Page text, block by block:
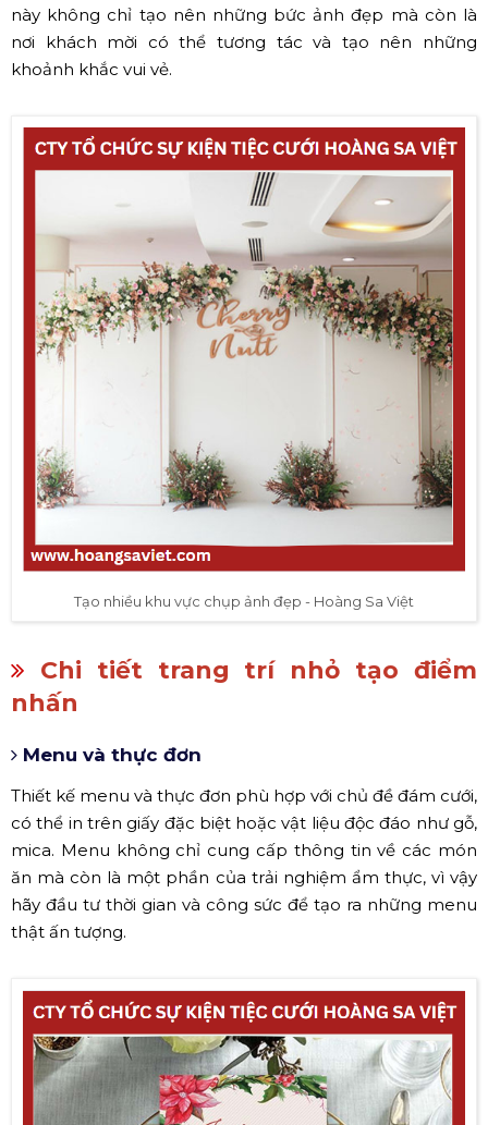
này không chỉ tạo nên những bức ảnh đẹp mà còn là
nơi khách mời có thể tương tác và tạo nên những
khoảnh khắc vui vẻ.
Tạo nhiều khu vực chụp ảnh đẹp - Hoàng Sa Việt
Chi tiết trang trí nhỏ tạo điểm
nhấn
Menu và thực đơn
Thiết kế menu và thực đơn phù hợp với chủ đề đám cưới,
có thể in trên giấy đặc biệt hoặc vật liệu độc đáo như gỗ,
mica. Menu không chỉ cung cấp thông tin về các món
ăn mà còn là một phần của trải nghiệm ẩm thực, vì vậy
hãy đầu tư thời gian và công sức để tạo ra những menu
thật ấn tượng.